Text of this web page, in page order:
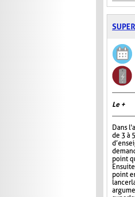
Le +
Dans
de 3 à
point
point
lancer